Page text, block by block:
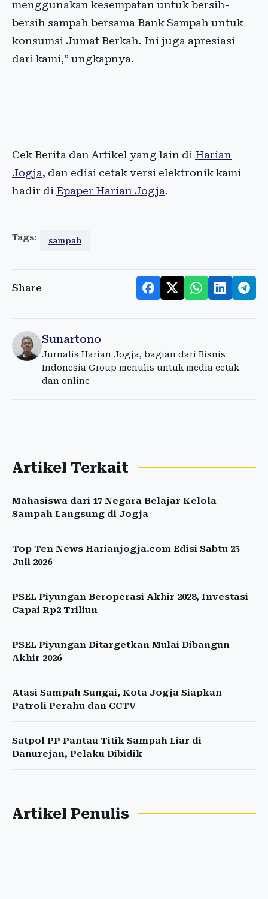
menggunakan kesempatan untuk bersih-
bersih sampah bersama Bank Sampah untuk
konsumsi Jumat Berkah. Ini juga apresiasi
dari kami,” ungkapnya.
Cek Berita dan Artikel yang lain di Harian
Jogja, dan edisi cetak versi elektronik kami
hadir di Epaper Harian Jogja.
Tags: sampah
Share
Sunartono
Jurnalis Harian Jogja, bagian dari Bisnis
Indonesia Group menulis untuk media cetak
dan online
Artikel Terkait
Mahasiswa dari 17 Negara Belajar Kelola
Sampah Langsung di Jogja
Top Ten News Harianjogja.com Edisi Sabtu 25
Juli 2026
PSEL Piyungan Beroperasi Akhir 2028, Investasi
Capai Rp2 Triliun
PSEL Piyungan Ditargetkan Mulai Dibangun
Akhir 2026
Atasi Sampah Sungai, Kota Jogja Siapkan
Patroli Perahu dan CCTV
Satpol PP Pantau Titik Sampah Liar di
Danurejan, Pelaku Dibidik
Artikel Penulis